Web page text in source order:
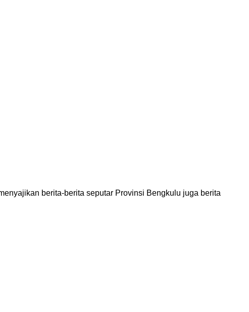
berita-berita seputar Provinsi Bengkulu juga berita